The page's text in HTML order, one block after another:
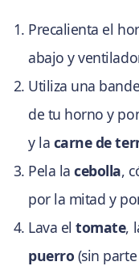
Precalienta el
abajo y
Utiliza una
de tu horno y
y la carne de
Pela lacebolla,
por la mitad y
Lava eltomate,
puerro (sin